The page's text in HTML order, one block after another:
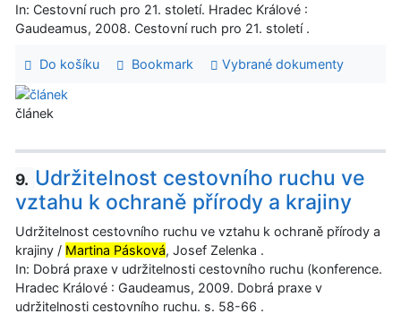
In: Cestovní ruch pro 21. století. Hradec Králové :
Gaudeamus, 2008. Cestovní ruch pro 21. století .
Do košíku Bookmark Vybrané dokumenty
článek
9. Udržitelnost cestovního ruchu ve
vztahu k ochraně přírody a krajiny
Udržitelnost cestovního ruchu ve vztahu k ochraně přírody a
krajiny / Martina Pásková, Josef Zelenka .
In: Dobrá praxe v udržitelnosti cestovního ruchu (konference.
Hradec Králové : Gaudeamus, 2009. Dobrá praxe v
udržitelnosti cestovního ruchu. s. 58-66 .